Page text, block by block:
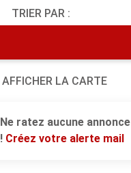
TRIER PAR :
AFFICHER LA CARTE
Ne ratez aucune annonce
! Créez votre alerte mail